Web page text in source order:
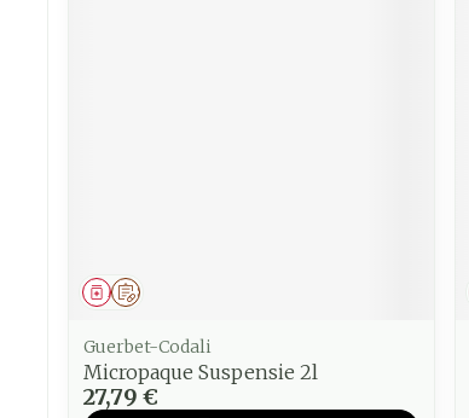
Sur prescription
Médicament
Guerbet-Codali
Micropaque Suspensie 2l
27,79 €